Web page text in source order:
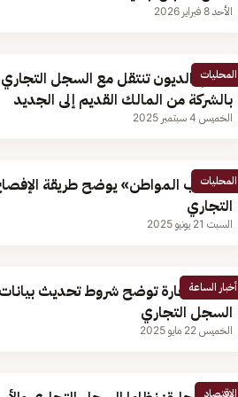
الأحد 8 فبراير 2026
المحليات
محام: الديون تنتقل مع السجل
بالشركة من المالك القديم إلى الجديد
الخميس 4 سبتمبر 2025
المحليات
«حساب المواطن» يوضح طريقة
التجاري
السبت 21 يونيو 2025
أخبار الساعة
وزارة التجارة توضح شروط تحديث
السجل التجاري
الخميس 22 مايو 2025
الاقتصاد